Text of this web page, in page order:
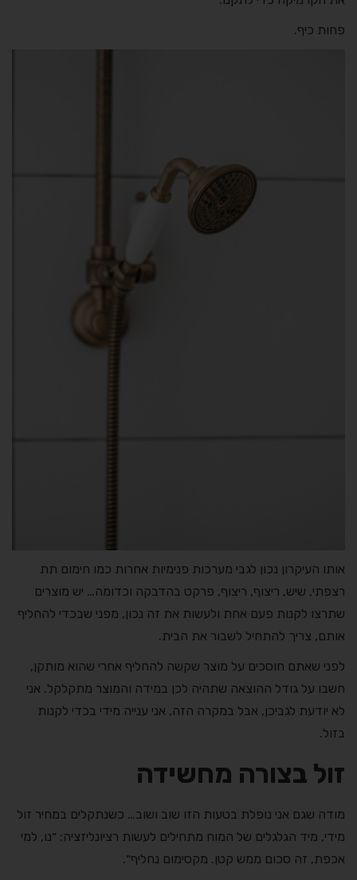
פחות כיף.
אותו העיקרון נכון לגבי מערכות פנימיות אחרות כמו חימום תת
רצפתי, שיש, ריצוף, ריצוף, פרקט בהדבקה וכדומה… יש מוצרים
שתרצו לקנות פעם אחת ולעשות את זה נכון, מפני שבכדי להחליף
אותם, צריך להתחיל לשבור את הבית.
לפני שאתם חוסכים על מוצר שקשה להחליף אחרי שהוא מותקן,
חשבו על גודל ההוצאה שתהיה לכן במידה והמוצר מתקלקל. אני
לא יודעת לגביכן, אבל במקרה הזה, אני ענייה מידי בכדי לקנות
בזול.
זול בצורה מחשידה
מודה שגם אני נופלת בטעות הזו שוב ושוב… כשנתקלים במחיר זול
מידי, מיד הגלגלים של המוח מתחילים לעשות רציונליזציה: ״נו, למי
אכפת, זה סכום ממש קטן. מקסימום נחליף״.